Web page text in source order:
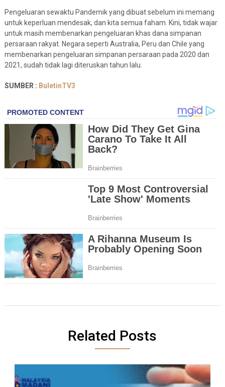
Pengeluaran sewaktu Pandemik yang dibuat sebelum ini memang
untuk keperluan mendesak, dan kita semua faham. Kini, tidak wajar
untuk masih membenarkan pengeluaran khas dana simpanan
persaraan rakyat. Negara seperti Australia, Peru dan Chile yang
membenarkan pengeluaran simpanan persaraan pada 2020 dan
2021, sudah tidak lagi diteruskan tahun lalu.
SUMBER : BuletinTV3
Related Posts